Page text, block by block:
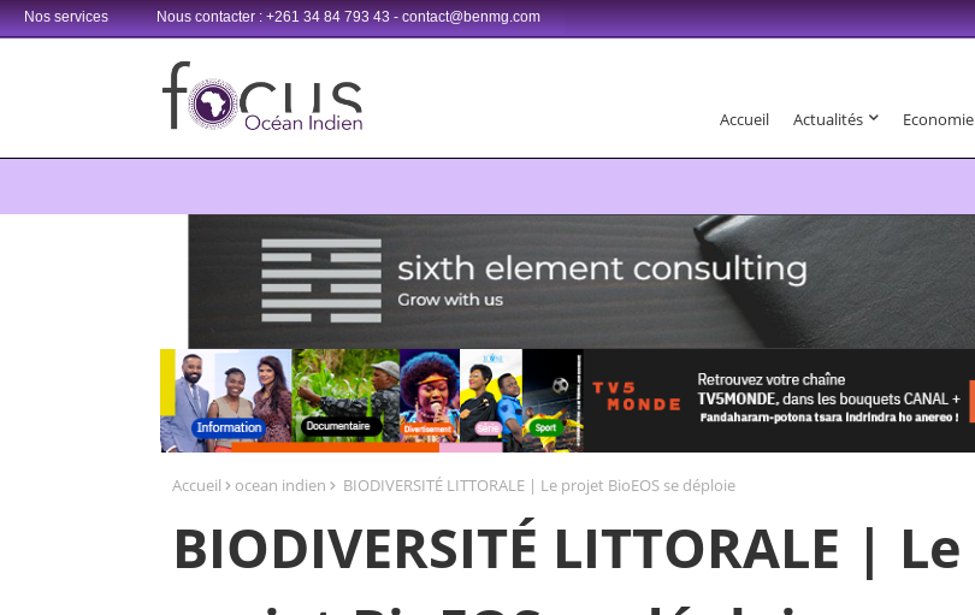
Nos services Nous contacter : +261 34 84 793 43 - contact@benmg.com
Accueil Actualités Economie
Retrouvez votre chaîne @TV5MONDE, dans les bouquets CANAL+ 36 . Fandaharam-potoana tsara indrindra ho anareo!
Accueil ocean indien BIODIVERSITÉ LITTORALE | Le projet BioEOS se déploie
BIODIVERSITÉ LITTORALE | Le